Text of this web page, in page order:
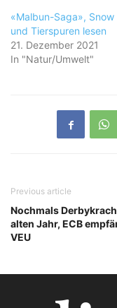
«Malbun-Saga», Snow
und Tierspuren lesen
21. Dezember 2021
In "Natur/Umwelt"
Previous article
Nochmals
alten Jahr, ECB
VEU